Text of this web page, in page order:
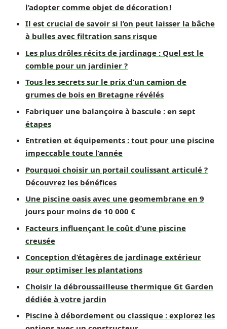
l’adopter comme objet de décoration !
Il est crucial de savoir si l’on peut laisser la bâche
à bulles avec filtration sans risque
Les plus drôles récits de jardinage : Quel est le
comble pour un jardinier ?
Tous les secrets sur le prix d’un camion de
grumes de bois en Bretagne révélés
Fabriquer une balançoire à bascule : en sept
étapes
Entretien et équipements : tout pour une piscine
impeccable toute l’année
Pourquoi choisir un portail coulissant articulé ?
Découvrez les bénéfices
Une piscine oasis avec une geomembrane en 9
jours pour moins de 10 000 €
Facteurs influençant le coût d’une piscine
creusée
Conception d’étagères de jardinage extérieur
pour optimiser les plantations
Choisir la débroussailleuse thermique Gt Garden
dédiée à votre jardin
Piscine à débordement ou classique : explorez les